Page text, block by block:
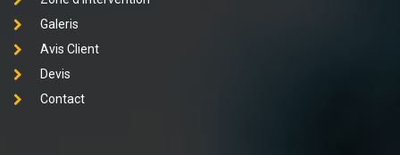
Galeris
Avis Client
Devis
Contact